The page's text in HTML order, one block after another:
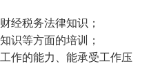
经税务法律知识；
识等方面的培训；
作的能力、能承受工作压